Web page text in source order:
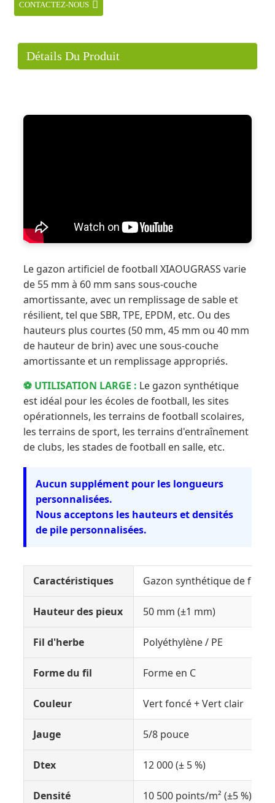
CONTACTEZ-NOUS
Détails Du Produit
Le gazon artificiel de football XIAOUGRASS varie
de 55 mm à 60 mm sans sous-couche
amortissante, avec un remplissage de sable et
résilient, tel que SBR, TPE, EPDM, etc. Ou des
hauteurs plus courtes (50 mm, 45 mm ou 40 mm
de hauteur de brin) avec une sous-couche
amortissante et un remplissage appropriés.
⚽ UTILISATION LARGE : Le gazon synthétique
est idéal pour les écoles de football, les sites
opérationnels, les terrains de football scolaires,
les terrains de sport, les terrains d'entraînement
de clubs, les stades de football en salle, etc.
Aucun supplément pour les longueurs
personnalisées.
Nous acceptons les hauteurs et densités
de pile personnalisées.
Caractéristiques Gazon synthétique de
Hauteur des pieux 50 mm (±1 mm)
Fil d'herbe Polyéthylène / PE
Forme du fil Forme en C
Couleur Vert foncé + Vert clair
Jauge 5/8 pouce
Dtex 12 000 (± 5 %)
Densité 10 500 points/m² (±5 %)